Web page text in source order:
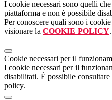
I cookie necessari sono quelli
piattaforma e non è possibile
Per conoscere quali sono i
visionare la COOKIE POLICY.
Cookie necessari per il
I cookie necessari per il
disabilitati. È possibile
policy.